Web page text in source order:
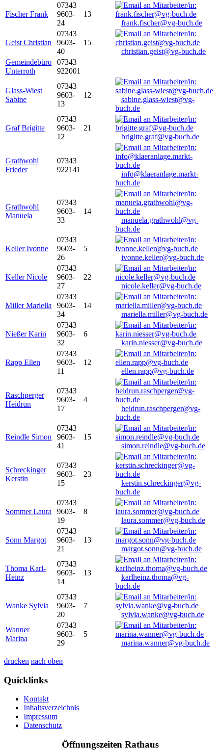
Fischer Frank
07343
9603-
24
13
frank.fischer@vg-buch.de
Geist Christian
07343
9603-
40
15
christian.geist@vg-buch.de
Gemeindebüro
Unterroth
07343
922001
Glass-Wiest
Sabine
07343
9603-
13
12
sabine.glass-wiest@vg-
buch.de
Graf Brigitte
07343
9603-
12
21
brigitte.graf@vg-buch.de
Grathwohl
Frieder
07343
922141
info@klaeranlage.markt-
buch.de
Grathwohl
Manuela
07343
9603-
33
14
manuela.grathwohl@vg-
buch.de
Keller Ivonne
07343
9603-
26
5
ivonne.keller@vg-buch.de
Keller Nicole
07343
9603-
27
22
nicole.keller@vg-buch.de
Miller Mariella
07343
9603-
34
14
mariella.miller@vg-buch.de
Nießer Karin
07343
9603-
32
6
karin.niesser@vg-buch.de
Rapp Ellen
07343
9603-
11
12
ellen.rapp@vg-buch.de
Raschperger
Heidrun
07343
9603-
17
4
heidrun.raschperger@vg-
buch.de
Reindle Simon
07343
9603-
41
15
simon.reindle@vg-buch.de
Schreckinger
Kerstin
07343
9603-
15
23
kerstin.schreckinger@vg-
buch.de
Sommer Laura
07343
9603-
19
8
laura.sommer@vg-buch.de
Sonn Margot
07343
9603-
21
13
margot.sonn@vg-buch.de
Thoma Karl-
Heinz
07343
9603-
14
13
karlheinz.thoma@vg-
buch.de
Wanke Sylvia
07343
9603-
20
7
sylvia.wanke@vg-buch.de
Wanner
Marina
07343
9603-
29
5
marina.wanner@vg-buch.de
drucken nach oben
Quicklinks
Kontakt
Inhaltsverzeichnis
Impressum
Datenschutz
Öffnungszeiten Rathaus